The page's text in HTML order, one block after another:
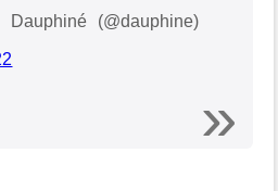
(@dauphine)